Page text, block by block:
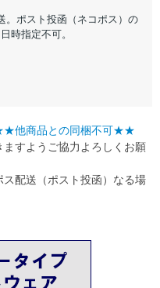
。ポスト投函（ネコポス）の
時指定不可。
他商品との同梱不可★★
すようご協力よろしくお願
配送（ポスト投函）なる場